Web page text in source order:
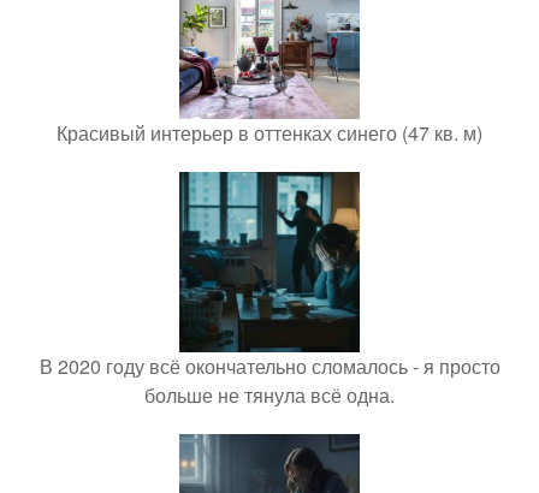
Красивый интерьер в оттенках синего (47 кв. м)
В 2020 году всё окончательно сломалось - я просто
больше не тянула всё одна.